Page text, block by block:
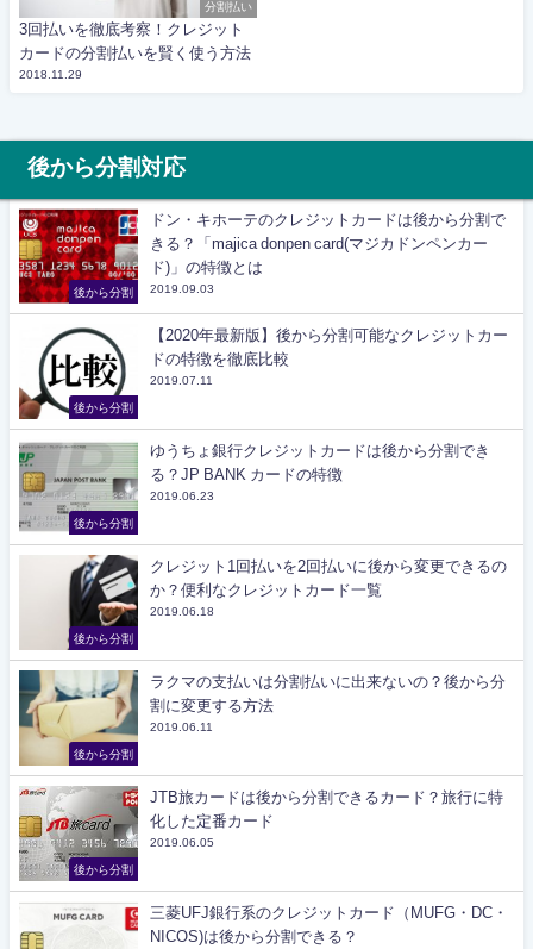
分割払い
3回払いを徹底考察！クレジット
カードの分割払いを賢く使う方法
2018.11.29
後から分割対応
後から分割
ドン・キホーテのクレジットカードは後から分割で
きる？「majica donpen card(マジカドンペンカー
ド)」の特徴とは
2019.09.03
後から分割
【2020年最新版】後から分割可能なクレジットカー
ドの特徴を徹底比較
2019.07.11
後から分割
ゆうちょ銀行クレジットカードは後から分割でき
る？JP BANK カードの特徴
2019.06.23
後から分割
クレジット1回払いを2回払いに後から変更できるの
か？便利なクレジットカード一覧
2019.06.18
後から分割
ラクマの支払いは分割払いに出来ないの？後から分
割に変更する方法
2019.06.11
後から分割
JTB旅カードは後から分割できるカード？旅行に特
化した定番カード
2019.06.05
三菱UFJ銀行系のクレジットカード（MUFG・DC・
NICOS)は後から分割できる？